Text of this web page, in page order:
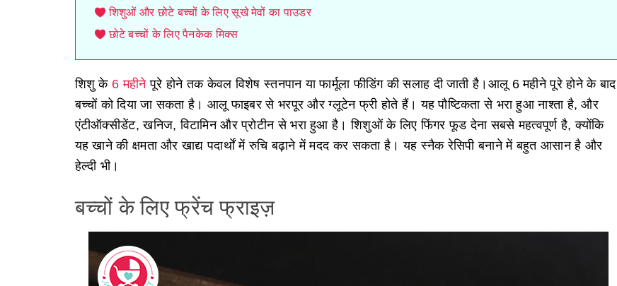
शिशुओं और छोटे बच्चों के लिए सूखे मेवों का पाउडर
छोटे बच्चों के लिए पैनकेक मिक्स
शिशु के 6 महीनेपूरे होने तक केवल विशेष स्तनपान या फार्मूला फीडिंग की सलाह दी जाती है।आलू 6 महीने पूरे होने के बाद
बच्चों को दिया जा सकता है। आलू फाइबर से भरपूर और ग्लूटेन फ्री होते हैं। यह पौष्टिकता से भरा हुआ नाश्ता है, और
एंटीऑक्सीडेंट, खनिज, विटामिन और प्रोटीन से भरा हुआ है। शिशुओं के लिए फिंगर फूड देना सबसे महत्वपूर्ण है, क्योंकि
यह खाने की क्षमता और खाद्य पदार्थों में रुचि बढ़ाने में मदद कर सकता है। यह स्नैक रेसिपी बनाने में बहुत आसान है और
हेल्दी भी।
बच्चों के लिए फ्रेंच फ्राइज़